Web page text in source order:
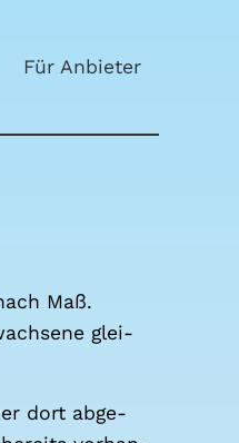
Für Anbie­ter
Maß.
glei­
dort abge­